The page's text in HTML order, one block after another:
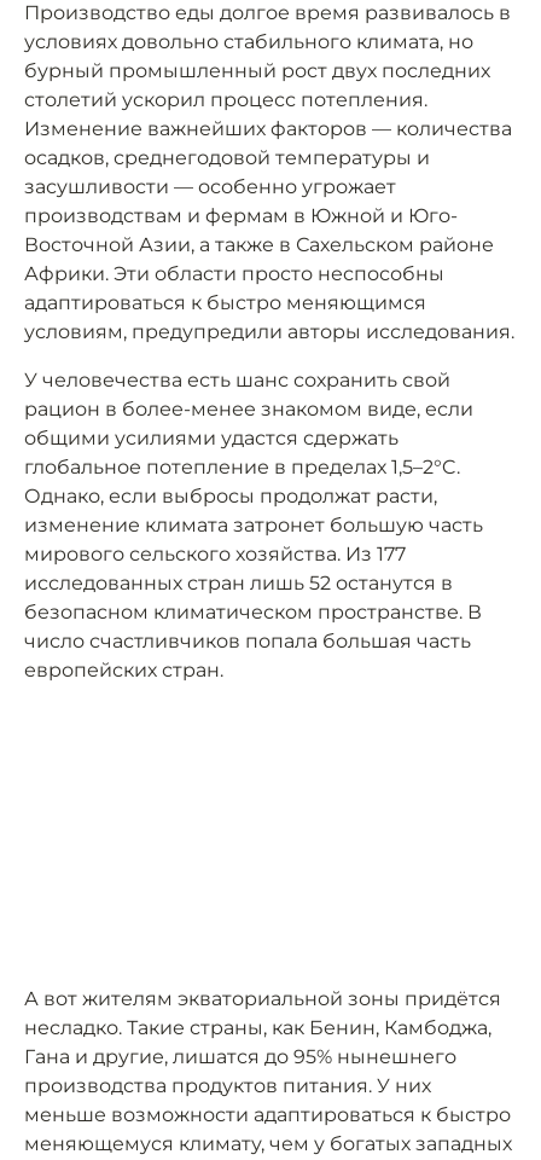
Производство еды долгое время развивалось в
условиях довольно стабильного климата, но
бурный промышленный рост двух последних
столетий ускорил процесс потепления.
Изменение важнейших факторов — количества
осадков, среднегодовой температуры и
засушливости — особенно угрожает
производствам и фермам в Южной и Юго-
Восточной Азии, а также в Сахельском районе
Африки. Эти области просто неспособны
адаптироваться к быстро меняющимся
условиям, предупредили авторы исследования.
У человечества есть шанс сохранить свой
рацион в более-менее знакомом виде, если
общими усилиями удастся сдержать
глобальное потепление в пределах 1,5–2°C.
Однако, если выбросы продолжат расти,
изменение климата затронет большую часть
мирового сельского хозяйства. Из 177
исследованных стран лишь 52 останутся в
безопасном климатическом пространстве. В
число счастливчиков попала большая часть
европейских стран.
А вот жителям экваториальной зоны придётся
несладко. Такие страны, как Бенин, Камбоджа,
Гана и другие, лишатся до 95% нынешнего
производства продуктов питания. У них
меньше возможности адаптироваться к быстро
меняющемуся климату, чем у богатых западных